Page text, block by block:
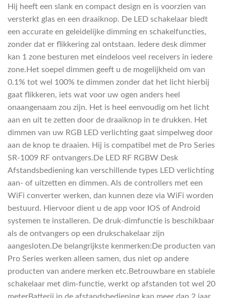
Hij heeft een slank en compact design en is voorzien van
versterkt glas en een draaiknop. De LED schakelaar biedt
een accurate en geleidelijke dimming en schakelfuncties,
zonder dat er flikkering zal ontstaan. Iedere desk dimmer
kan 1 zone besturen met eindeloos veel receivers in iedere
zone.Het soepel dimmen geeft u de mogelijkheid om van
0.1% tot wel 100% te dimmen zonder dat het licht hierbij
gaat flikkeren, iets wat voor uw ogen anders heel
onaangenaam zou zijn. Het is heel eenvoudig om het licht
aan en uit te zetten door de draaiknop in te drukken. Het
dimmen van uw RGB LED verlichting gaat simpelweg door
aan de knop te draaien. Hij is compatibel met de Pro Series
SR-1009 RF ontvangers.De LED RF RGBW Desk
Afstandsbediening kan verschillende types LED verlichting
aan- of uitzetten en dimmen. Als de controllers met een
WiFi converter werken, dan kunnen deze via WiFi worden
bestuurd. Hiervoor dient u de app voor IOS of Android
systemen te installeren. De druk-dimfunctie is beschikbaar
als de ontvangers op een drukschakelaar zijn
aangesloten.De belangrijkste kenmerken:De producten van
Pro Series werken alleen samen, dus niet op andere
producten van andere merken etc.Betrouwbare en stabiele
schakelaar met dim-functie, werkt op afstanden tot wel 20